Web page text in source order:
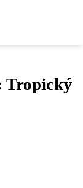
Tropický